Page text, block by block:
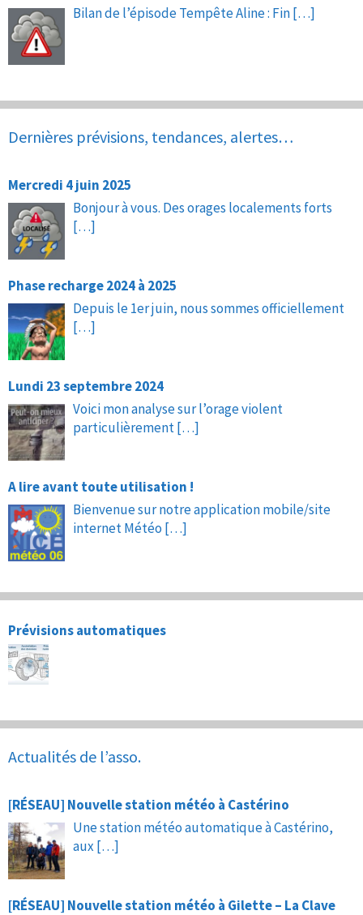
Bilan de l’épisode Tempête Aline : Fin[…]
Dernières prévisions, tendances, alertes…
Mercredi 4 juin 2025
Bonjour à vous. Des orages localements forts
[…]
Phase recharge 2024 à 2025
Depuis le 1er juin, nous sommes officiellement
[…]
Lundi 23 septembre 2024
Voici mon analyse sur l’orage violent
particulièrement[…]
A lire avant toute utilisation !
Bienvenue sur notre application mobile/site
internet Météo […]
Prévisions automatiques
Actualités de l’asso.
[RÉSEAU] Nouvelle station météo à Castérino
Une station météo automatique à Castérino,
aux […]
[RÉSEAU] Nouvelle station météo à Gilette – La Clave